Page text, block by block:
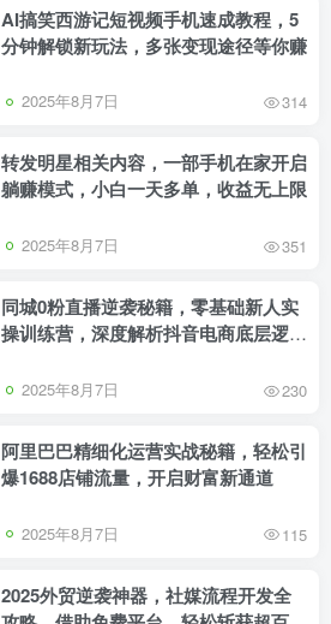
AI搞笑西游记短视频手机速成教程，5
分钟解锁新玩法，多张变现途径等你赚
2025年8月7日 314
转发明星相关内容，一部手机在家开启
躺赚模式，小白一天多单，收益无上限
2025年8月7日 351
同城0粉直播逆袭秘籍，零基础新人实
操训练营，深度解析抖音电商底层逻
2025年8月7日 230
阿里巴巴精细化运营实战秘籍，轻松引
爆1688店铺流量，开启财富新通道
2025年8月7日 115
2025外贸逆袭神器，社媒流程开发全